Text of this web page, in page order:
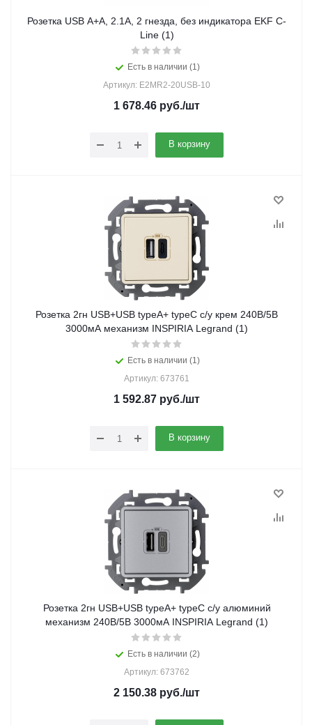
Розетка USB A+A, 2.1А, 2 гнезда, без индикатора EKF C-
Line (1)
Есть в наличии (1)
Артикул: E2MR2-20USB-10
1 678.46 руб./шт
В корзину
Розетка 2гн USB+USB typeА+ typeС с/у крем 240В/5В
3000мА механизм INSPIRIA Legrand (1)
Есть в наличии (1)
Артикул: 673761
1 592.87 руб./шт
В корзину
Розетка 2гн USB+USB typeА+ typeС с/у алюминий
механизм 240В/5В 3000мА INSPIRIA Legrand (1)
Есть в наличии (2)
Артикул: 673762
2 150.38 руб./шт